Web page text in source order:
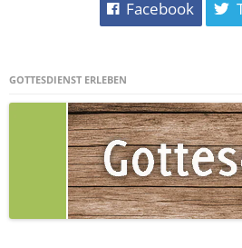
Facebook
GOTTESDIENST ERLEBEN